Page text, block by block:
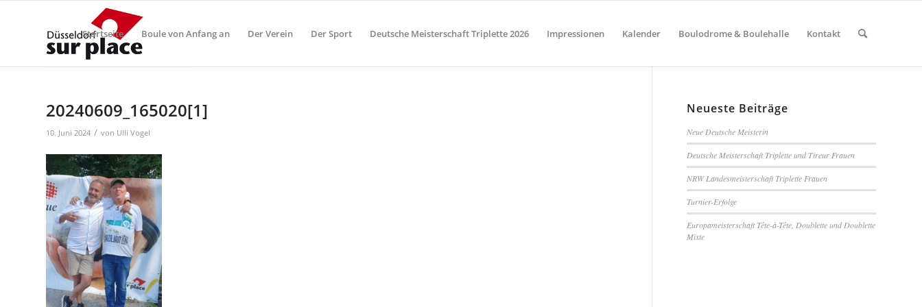
Startseite Boule von Anfang an Der Verein Der Sport Deutsche Meisterschaft Triplette 2026 Impressionen Kalender Boulodrome & Boulehalle Kontakt
20240609_165020[1]
10. Juni 2024 / von Ulli Vogel
Neueste Beiträge
Neue Deutsche Meisterin
Deutsche Meisterschaft Triplette und Tireur Frauen
NRW Landesmeisterschaft Triplette Frauen
Turnier-Erfolge
Europameisterschaft Tête-à-Tête, Doublette und Doublette
Mixte